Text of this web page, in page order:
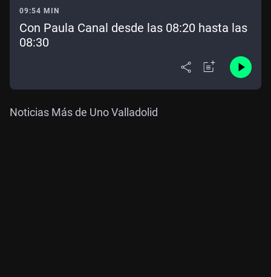
09:54 MIN
Con Paula Canal desde las 08:20 hasta las
08:30
Noticias Más de Uno Valladolid